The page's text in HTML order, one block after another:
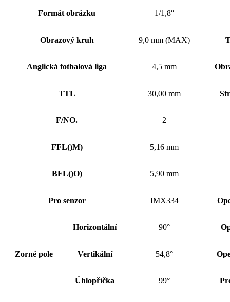
Formát obrázku 1/1,8″
Obrazový kruh 9,0 mm (MAX)
Anglická fotbalová liga 4,5 mm
TTL 30,00 mm
F/NO. 2
FFL()M) 5,16 mm
BFL()O) 5,90 mm
Pro senzor IMX334
Zorné pole
Horizontální 90°
Vertikální 54,8°
Úhlopříčka 99°